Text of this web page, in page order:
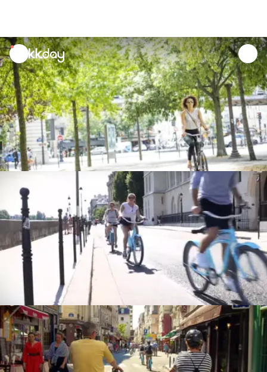
unread
notifications